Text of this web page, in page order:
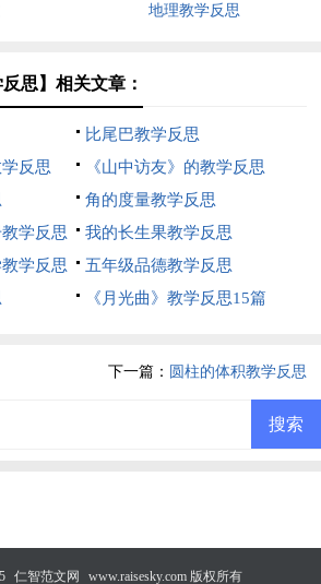
地理教学反思
思】相关文章：
比尾巴教学反思
反思
《山中访友》的教学反思
角的度量教学反思
学反思
我的长生果教学反思
教学反思
五年级品德教学反思
《月光曲》教学反思15篇
下一篇： 圆柱的体积教学反思
仁智范文网 www.raisesky.com 版权所有